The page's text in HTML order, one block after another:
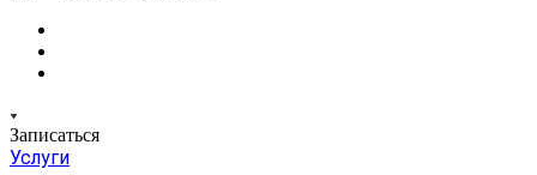
Записаться
Услуги